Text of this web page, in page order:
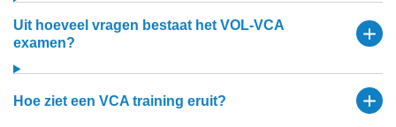
Uit hoeveel vragen bestaat het VOL-VCA
examen?
Hoe ziet een VCA training eruit?